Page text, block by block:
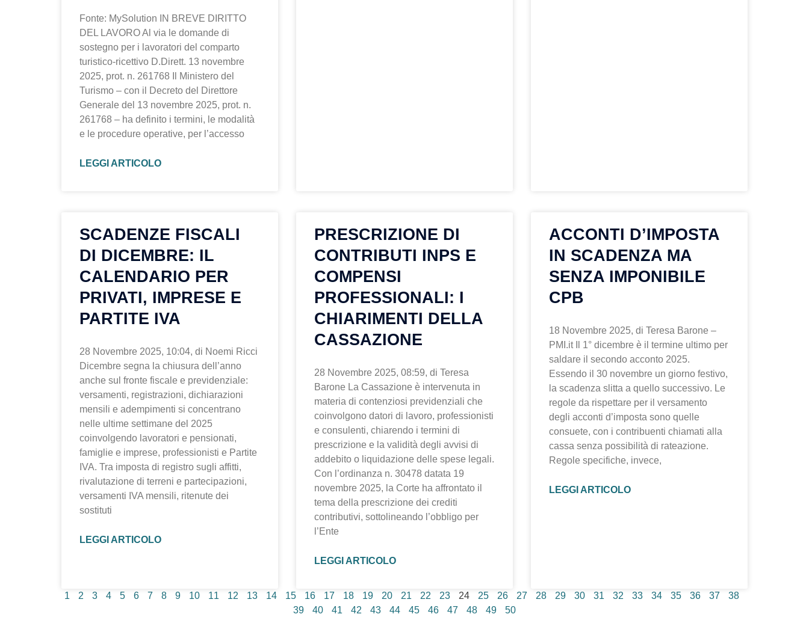
Fonte: MySolution IN BREVE DIRITTO
DEL LAVORO Al via le domande di
sostegno per i lavoratori del comparto
turistico-ricettivo D.Dirett. 13 novembre
2025, prot. n. 261768 Il Ministero del
Turismo – con il Decreto del Direttore
Generale del 13 novembre 2025, prot. n.
261768 – ha definito i termini, le modalità
e le procedure operative, per l’accesso
LEGGI ARTICOLO
SCADENZE FISCALI
DI DICEMBRE: IL
CALENDARIO PER
PRIVATI, IMPRESE E
PARTITE IVA
28 Novembre 2025, 10:04, di Noemi Ricci
Dicembre segna la chiusura dell’anno
anche sul fronte fiscale e previdenziale:
versamenti, registrazioni, dichiarazioni
mensili e adempimenti si concentrano
nelle ultime settimane del 2025
coinvolgendo lavoratori e pensionati,
famiglie e imprese, professionisti e Partite
IVA. Tra imposta di registro sugli affitti,
rivalutazione di terreni e partecipazioni,
versamenti IVA mensili, ritenute dei
sostituti
LEGGI ARTICOLO
PRESCRIZIONE DI
CONTRIBUTI INPS E
COMPENSI
PROFESSIONALI: I
CHIARIMENTI DELLA
CASSAZIONE
28 Novembre 2025, 08:59, di Teresa
Barone La Cassazione è intervenuta in
materia di contenziosi previdenziali che
coinvolgono datori di lavoro, professionisti
e consulenti, chiarendo i termini di
prescrizione e la validità degli avvisi di
addebito o liquidazione delle spese legali.
Con l’ordinanza n. 30478 datata 19
novembre 2025, la Corte ha affrontato il
tema della prescrizione dei crediti
contributivi, sottolineando l’obbligo per
l’Ente
LEGGI ARTICOLO
ACCONTI D’IMPOSTA
IN SCADENZA MA
SENZA IMPONIBILE
CPB
18 Novembre 2025, di Teresa Barone –
PMI.it Il 1° dicembre è il termine ultimo per
saldare il secondo acconto 2025.
Essendo il 30 novembre un giorno festivo,
la scadenza slitta a quello successivo. Le
regole da rispettare per il versamento
degli acconti d’imposta sono quelle
consuete, con i contribuenti chiamati alla
cassa senza possibilità di rateazione.
Regole specifiche, invece,
LEGGI ARTICOLO
1 2 3 4 5 6 7 8 9 10 11 12 13 14 15 16 17 18 19 20 21 22 23 24 25 26 27 28 29 30 31 32 33 34 35 36 37 38
39 40 41 42 43 44 45 46 47 48 49 50